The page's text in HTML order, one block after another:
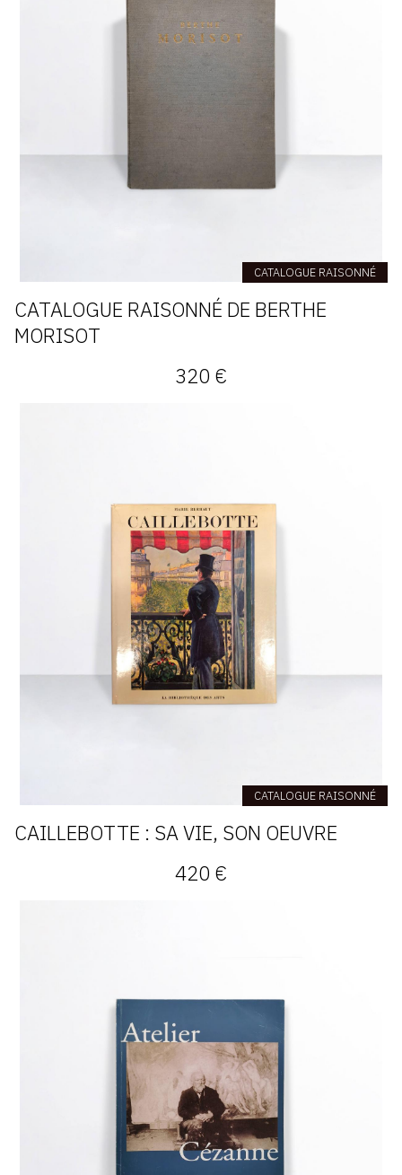
CATALOGUE RAISONNÉ
CATALOGUE RAISONNÉ DE BERTHE
MORISOT
320 €
CATALOGUE RAISONNÉ
CAILLEBOTTE : SA VIE, SON OEUVRE
420 €